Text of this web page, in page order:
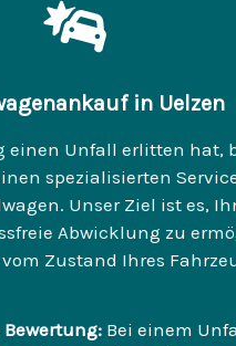
in Uelzen
einen Unfall erlitten hat,
spezialisierten
Unser Ziel ist es,
Abwicklung zu
Zustand Ihres
Bei einem